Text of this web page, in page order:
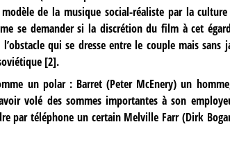
modèle de la musique social-réaliste par la
se demander si la discrétion du film à cet
qui se dresse entre le couple mais sans
[2].
un polar : Barret (Peter McEnery) un
volé des sommes importantes à son
par téléphone un certain Melville Farr (Dirk